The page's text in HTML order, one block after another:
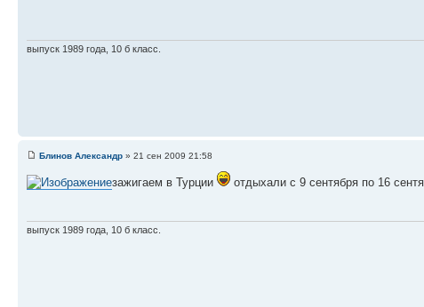
выпуск 1989 года, 10 б класс.
Блинов Александр » 21 сен 2009 21:58
зажигаем в Турции отдыхали с 9 сентября по 16
выпуск 1989 года, 10 б класс.